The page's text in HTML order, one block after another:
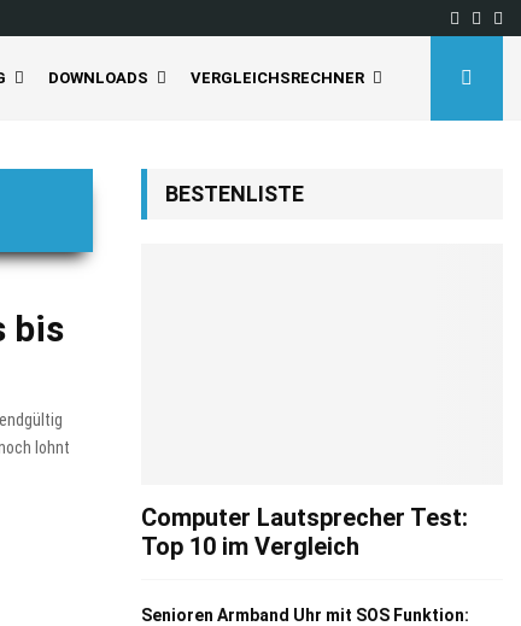
DOWNLOADS VERGLEICHSRECHNER
bis
lohnt
BESTENLISTE
Computer Lautsprecher Test:
Top 10 im Vergleich
Senioren Armband Uhr mit SOS Funktion: